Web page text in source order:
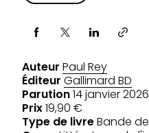
Partager via
Auteur Paul Rey
Éditeur Gallimard BD
Parution14 janvier 2026
Prix19,90 €
Type de livreBande